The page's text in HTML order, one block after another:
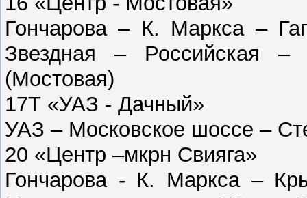
Гончарова – К. Маркса –
Звездная – Российская
(Мостовая)
17Т «УАЗ - Дачный»
УАЗ – Московское шоссе –
20 «Центр –мкрн Свияга»
Гончарова - К. Маркса –